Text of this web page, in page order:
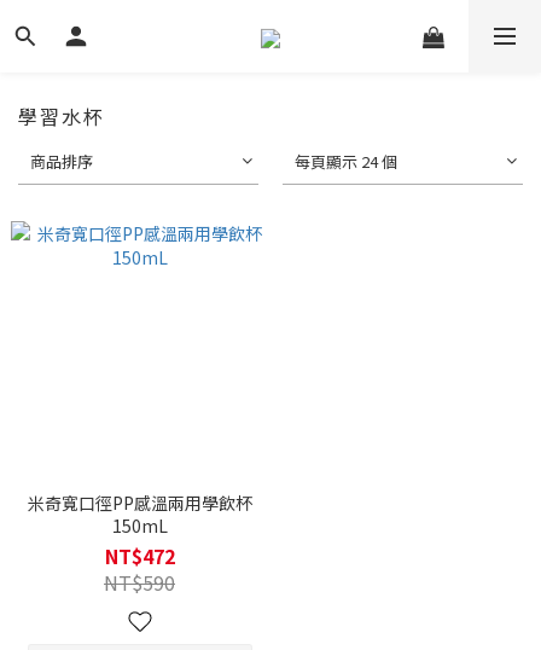
學習水杯
商品排序 每頁顯示 24 個
米奇寬口徑PP感溫兩用學飲杯
150mL
NT$472
NT$590